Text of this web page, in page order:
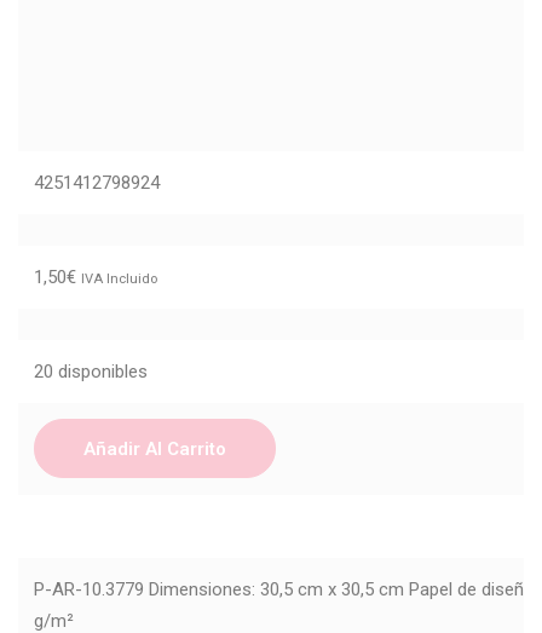
4251412798924
1,50€ IVA Incluido
20 disponibles
Añadir Al Carrito
P-AR-10.3779 Dimensiones: 30,5 cm x 30,5 cm Papel de
g/m²